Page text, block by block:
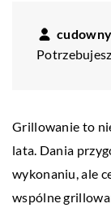
Grillowanie to
lata. Dania
wykonaniu, ale
wspólne